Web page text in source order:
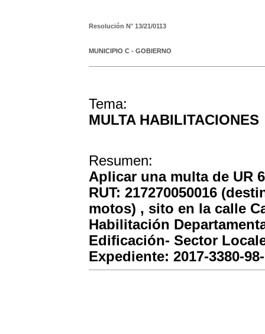
Resolución N° 13/21/0113
MUNICIPIO C - GOBIERNO
Tema:
MULTA HABILITACIONES
Resumen:
Aplicar una multa de UR
RUT: 217270050016
motos) , sito en la calle
Habilitación
Edificación- Sector
Expediente: 2017-3380-